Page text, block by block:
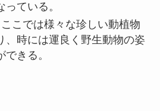
ッケイマツ保護区までは自
で、バスターミナルから直